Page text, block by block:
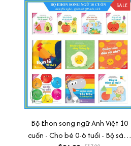
SALE
Bộ Ehon song ngữ Anh Việt 10
cuốn - Cho bé 0-6 tuổi - Bộ sách